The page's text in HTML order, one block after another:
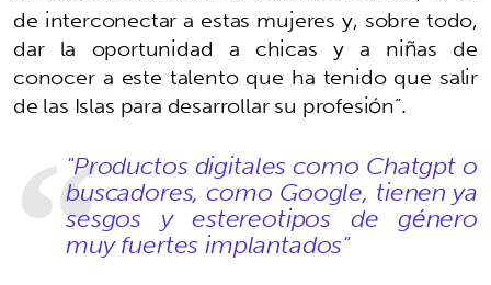
de interconectar a estas mujeres y, sobre todo,
dar la oportunidad a chicas y a niñas de
conocer a este talento que ha tenido que salir
de las Islas para desarrollar su profesión”.
"Productos digitales como Chatgpt o
buscadores, como Google, tienen ya
sesgos y estereotipos de género
muy fuertes implantados"